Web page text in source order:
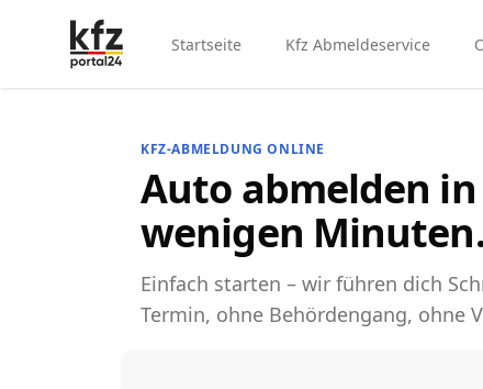
Startseite Kfz Abmeldeservice
KFZ-ABMELDUNG ONLINE
Auto abmelden
wenigen
Einfach starten – wir führen dich
Termin, ohne Behördengang, ohne